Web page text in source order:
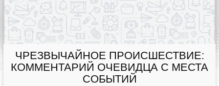
ЧРЕЗВЫЧАЙНОЕ ПРОИСШЕСТВИЕ:
КОММЕНТАРИЙ ОЧЕВИДЦА С МЕСТА
СОБЫТИЙ